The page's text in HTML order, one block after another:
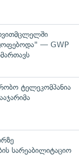
— GWP
ტელეკომპანია
სარეაბილიტაციო